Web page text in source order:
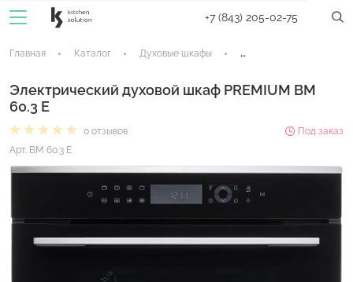
+7 (843) 205-02-75
Главная Каталог Духовые шкафы Электрические
Электрический духовой шкаф PREMIUM BM
60.3 E
0 отзывов
Под заказ
Арт. BM 60.3 E